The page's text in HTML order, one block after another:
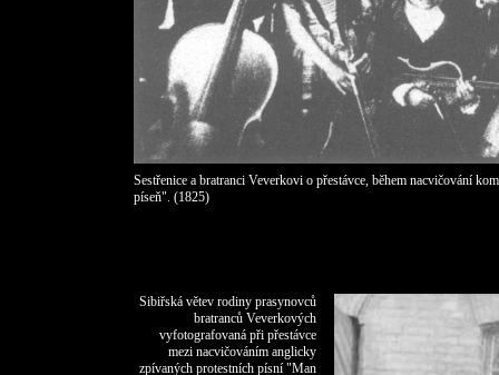
Sestřenice a bratranci Veverkovi o přestávce, během nacvičování
píseň". (1825)
Sibiřská větev rodiny prasynovců
bratranců Veverkových
vyfotografovaná při přestávce
mezi nacvičováním anglicky
zpívaných protestních písní "Man